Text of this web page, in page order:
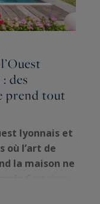
des
prend tout
lyonnais et
où l’art de
la maison ne
particulière